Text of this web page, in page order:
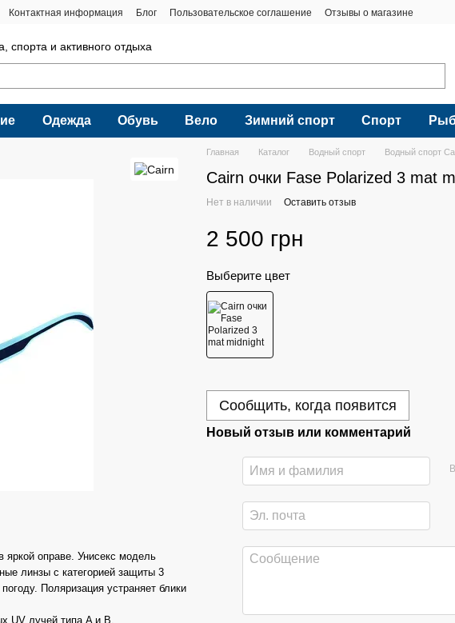
Контактная информация Блог Пользовательское соглашение Отзывы о магазине
спорта и активного отдыха
Одежда Обувь Вело Зимний спорт Спорт
яркой оправе. Унисекс модель
линзы с категорией защиты 3
Поляризация устраняет блики
UV лучей типа A и B.
Главная Каталог Водный спорт Водный спорт
Cairn очки Fase Polarized 3 mat
Нет в наличии Оставить отзыв
2 500 грн
Выберите цвет
Сообщить, когда появится
Новый отзыв или комментарий